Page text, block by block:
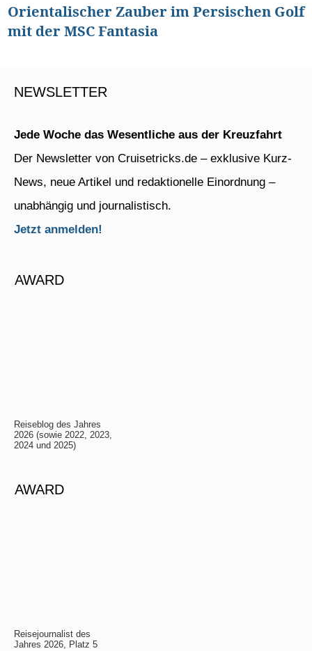
Orientalischer Zauber im Persischen Golf
mit der MSC Fantasia
NEWSLETTER
Jede Woche das Wesentliche aus der Kreuzfahrt
Der Newsletter von Cruisetricks.de – exklusive Kurz-
News, neue Artikel und redaktionelle Einordnung –
unabhängig und journalistisch.
Jetzt anmelden!
AWARD
Reiseblog des Jahres
2026 (sowie 2022, 2023,
2024 und 2025)
AWARD
Reisejournalist des
Jahres 2026, Platz 5